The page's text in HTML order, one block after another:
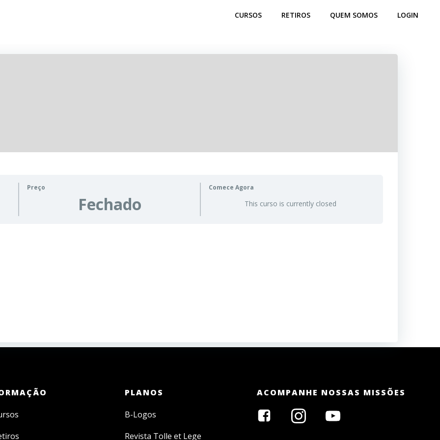
CURSOS RETIROS QUEM SOMOS LOGIN
Preço
Fechado
Comece Agora
This curso is currently closed
PLANOS
B-Logos
Revista Tolle et Lege
ACOMPANHE NOSSAS MISSÕES